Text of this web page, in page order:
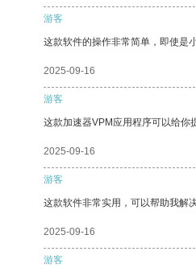
游客
这款软件的操作非常简单，即使是
2025-09-16
游客
这款加速器VPM应用程序可以给你
2025-09-16
游客
这款软件非常实用，可以帮助我解
2025-09-16
游客